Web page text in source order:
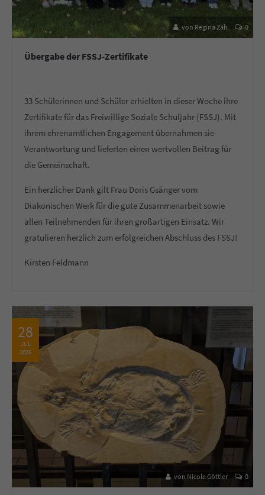
von Regina Zäh 0
Übergabe der FSSJ-Zertifikate
33 Schülerinnen und Schüler erhielten in dieser Woche ihre
Zertifikate für das Freiwillige Soziale Schuljahr (FSSJ). Mit
ihrem ehrenamtlichen Engagement übernahmen sie
Verantwortung und lieferten einen wertvollen Beitrag für
die Gemeinschaft.
Ein herzlicher Dank gilt Frau Doris Gsänger vom
Diakonischen Werk für die gute Zusammenarbeit sowie
allen Teilnehmenden für ihren großartigen Einsatz. Wir
gratulieren herzlich zum erfolgreichen Abschluss des FSSJ!
Kirsten Feldmann
28
JUL
2026
von Nicole Göttler 0